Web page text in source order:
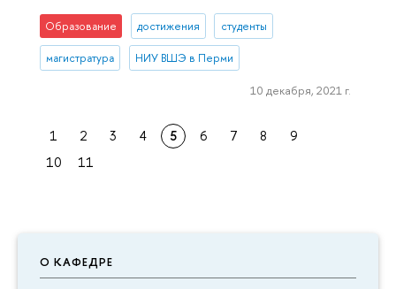
О КАФЕДРЕ
Образование достижения студенты
магистратура НИУ ВШЭ в Перми
10 декабря, 2021 г.
1 2 3 4 5 6 7 8
9
10
11